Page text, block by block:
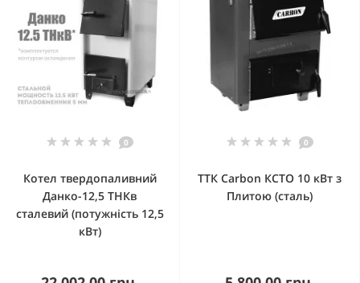
0
Котел твердопаливний
Данко-12,5 ТНКв
сталевий (потужність 12,5
кВт)
0
ТТК Carbon КСТО 10 кВт з
Плитою (сталь)